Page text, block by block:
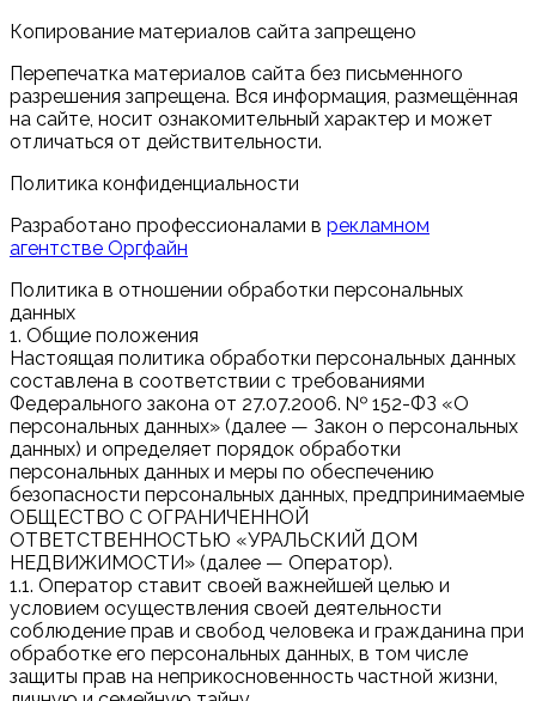
Копирование материалов сайта запрещено
Перепечатка материалов сайта без письменного
разрешения запрещена. Вся информация, размещённая
на сайте, носит ознакомительный характер и может
отличаться от действительности.
Политика конфиденциальности
Разработано профессионалами в рекламном
агентстве Оргфайн
Политика в отношении обработки персональных
данных
1. Общие положения
Настоящая политика обработки персональных данных
составлена в соответствии с требованиями
Федерального закона от 27.07.2006. № 152-ФЗ «О
персональных данных» (далее — Закон о персональных
данных) и определяет порядок обработки
персональных данных и меры по обеспечению
безопасности персональных данных, предпринимаемые
ОБЩЕСТВО С ОГРАНИЧЕННОЙ
ОТВЕТСТВЕННОСТЬЮ «УРАЛЬСКИЙ ДОМ
НЕДВИЖИМОСТИ» (далее — Оператор).
1.1. Оператор ставит своей важнейшей целью и
условием осуществления своей деятельности
соблюдение прав и свобод человека и гражданина при
обработке его персональных данных, в том числе
защиты прав на неприкосновенность частной жизни,